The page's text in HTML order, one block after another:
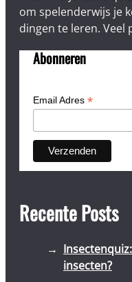
om spelenderwijs je
dingen te leren. Veel
Abonneren
Email Adres *
Recente Posts
insecten?